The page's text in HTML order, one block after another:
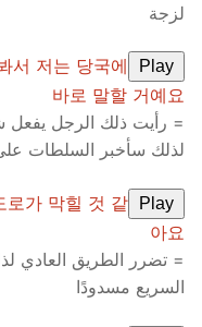
لزجة
Play
서 저는 당국에
바로 말할 거예요
= رأيت ذلك الرجل يفعل
لذلك سأخبر السلطات على
Play
로가 막힐 것 같
아요
= تضرر الطريق العادي
السريع مسدودًا